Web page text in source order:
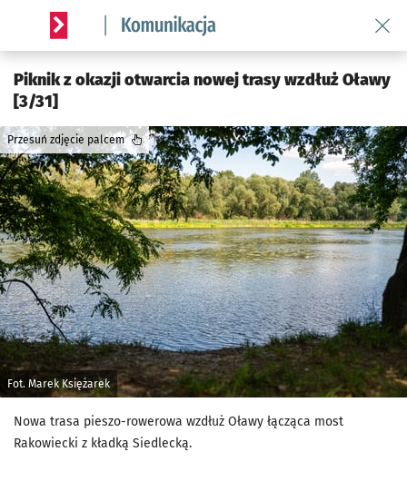
Serwis informacyjny wroclaw.pl podserwis: Komunikacja
Piknik z okazji otwarcia nowej trasy wzdłuż Oławy
[3/31]
Fot. Marek Księżarek
Przesuń zdjęcie palcem
Nowa trasa pieszo-rowerowa wzdłuż Oławy łącząca most
Rakowiecki z kładką Siedlecką.